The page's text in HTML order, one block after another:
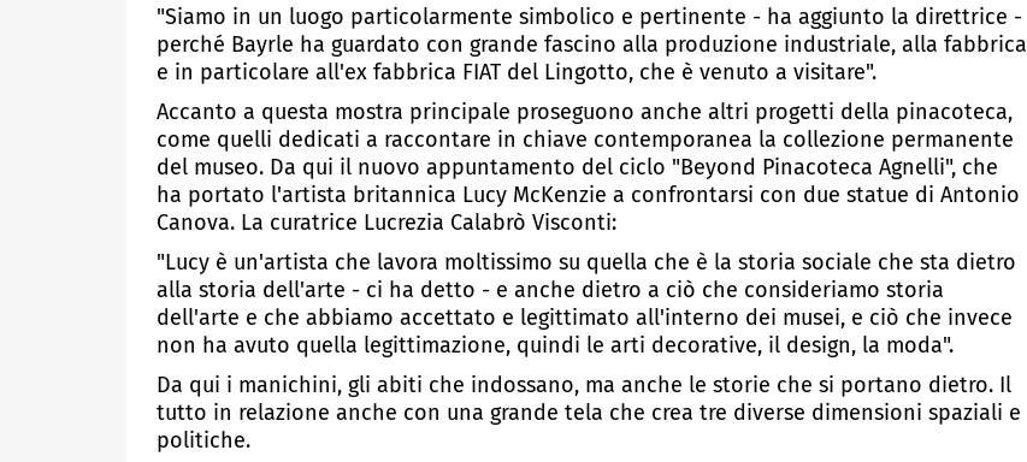
"Siamo in un luogo particolarmente simbolico e pertinente - ha aggiunto la direttrice -
perché Bayrle ha guardato con grande fascino alla produzione industriale, alla fabbrica
e in particolare all'ex fabbrica FIAT del Lingotto, che è venuto a visitare".
Accanto a questa mostra principale proseguono anche altri progetti della pinacoteca,
come quelli dedicati a raccontare in chiave contemporanea la collezione permanente
del museo. Da qui il nuovo appuntamento del ciclo "Beyond Pinacoteca Agnelli", che
ha portato l'artista britannica Lucy McKenzie a confrontarsi con due statue di Antonio
Canova. La curatrice Lucrezia Calabrò Visconti:
"Lucy è un'artista che lavora moltissimo su quella che è la storia sociale che sta dietro
alla storia dell'arte - ci ha detto - e anche dietro a ciò che consideriamo storia
dell'arte e che abbiamo accettato e legittimato all'interno dei musei, e ciò che invece
non ha avuto quella legittimazione, quindi le arti decorative, il design, la moda".
Da qui i manichini, gli abiti che indossano, ma anche le storie che si portano dietro. Il
tutto in relazione anche con una grande tela che crea tre diverse dimensioni spaziali e
politiche.